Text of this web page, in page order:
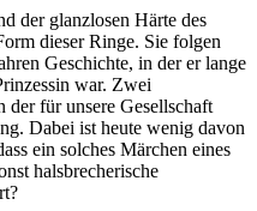
der glanzlosen Härte des
dieser Ringe. Sie folgen
Geschichte, in der er lange
war. Zwei
der für unsere Gesellschaft
Dabei ist heute wenig davon
ein solches Märchen eines
halsbrecherische